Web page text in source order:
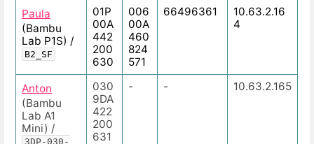
Paula
(Bambu
Lab P1S) /
B2_SF
01P
00A
442
200
630
006
00A
460
824
571
66496361
10.63.2.16
4
Anton
(Bambu
Lab A1
Mini) /
3DP-030-
030
9DA
422
200
631
- - 10.63.2.165